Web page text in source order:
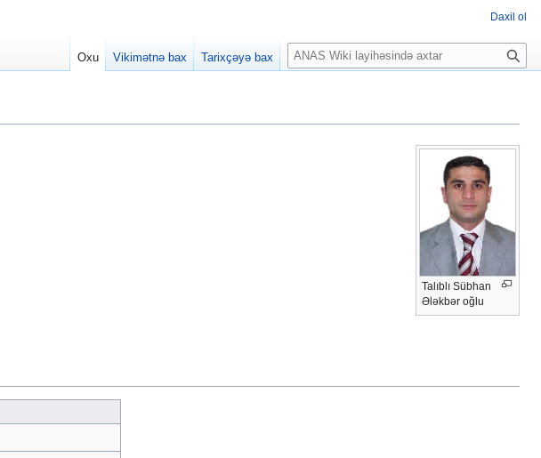
Talıblı Sübhan
Ələkbər oğlu
Daxil ol
Oxu Vikimətnə bax Tarixçəyə bax
A
x
r